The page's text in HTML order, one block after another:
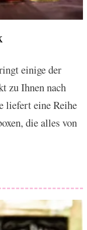
einige der
zu Ihnen nach
liefert eine Reihe
die alles von